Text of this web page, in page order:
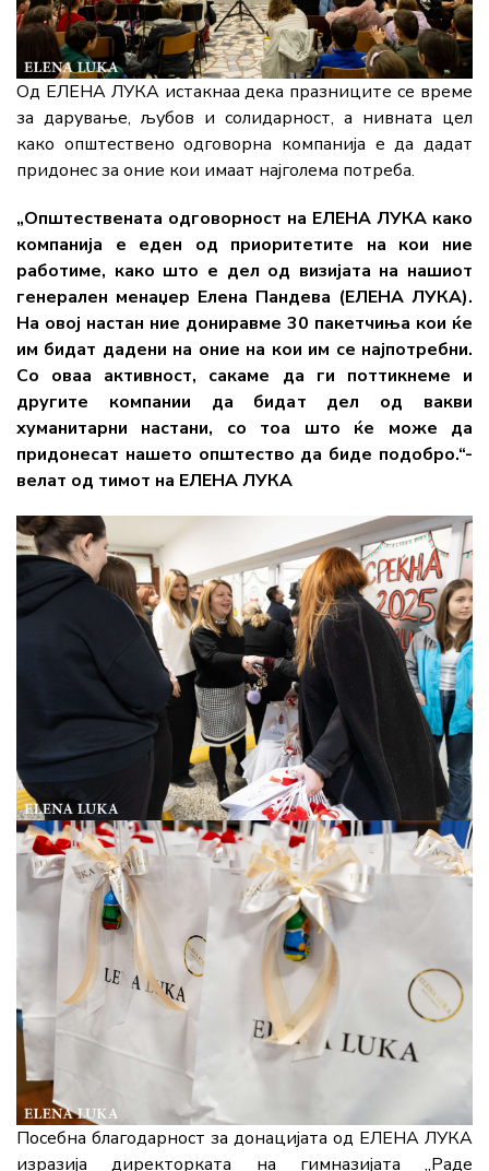
Од ЕЛЕНА ЛУКА истакнаа дека празниците се време
за дарување, љубов и солидарност, а нивната цел
како општествено одговорна компанија е да дадат
придонес за оние кои имаат најголема потреба.
„Општествената одговорност на ЕЛЕНА ЛУКА како
компанија е еден од приоритетите на кои ние
работиме, како што е дел од визијата на нашиот
генерален менаџер Елена Пандева (ЕЛЕНА ЛУКА).
На овој настан ние дониравме 30 пакетчиња кои ќе
им бидат дадени на оние на кои им се најпотребни.
Со оваа активност, сакаме да ги поттикнеме и
другите компании да бидат дел од вакви
хуманитарни настани, со тоа што ќе може да
придонесат нашето општество да биде подобро.“-
велат од тимот на ЕЛЕНА ЛУКА
Посебна благодарност за донацијата од ЕЛЕНА ЛУКА
изразија директорката на гимназијата „Раде